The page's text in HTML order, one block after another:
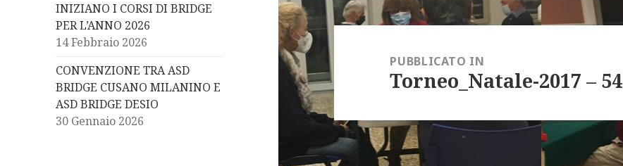
INIZIANO I CORSI DI BRIDGE
PER L’ANNO 2026
14 Febbraio 2026
CONVENZIONE TRA ASD
BRIDGE CUSANO MILANINO E
ASD BRIDGE DESIO
30 Gennaio 2026
PUBBLICATO IN
Torneo_Natale-2017 – 54